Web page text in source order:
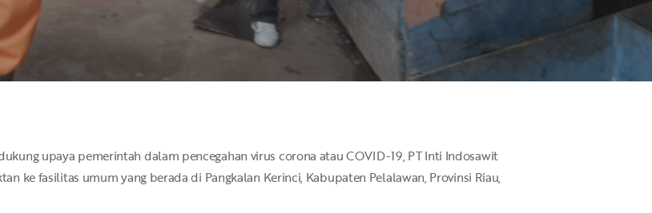
upaya pemerintah dalam pencegahan virus corona atau COVID-19, PT Inti Indosawit
ke fasilitas umum yang berada di Pangkalan Kerinci, Kabupaten Pelalawan, Provinsi Riau,